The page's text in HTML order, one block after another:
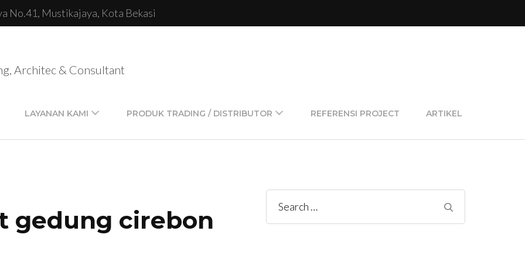
No.41, Mustikajaya, Kota Bekasi
Architec & Consultant
LAYANAN KAMI PRODUK TRADING / DISTRIBUTOR REFERENSI PROJECT ARTIKEL
gedung cirebon
Search
for: